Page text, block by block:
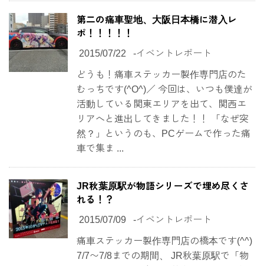
第二の痛車聖地、大阪日本橋に潜入レ
ポ！！！！！
2015/07/22 -イベントレポート
どうも！痛車ステッカー製作専門店のた
むっちです(^O^)／ 今回は、いつも僕達が
活動している関東エリアを出て、関西エ
リアへと進出してきました！！ 「なぜ突
然？」というのも、PCゲームで作った痛
車で集ま ...
JR秋葉原駅が物語シリーズで埋め尽くさ
れる！？
2015/07/09 -イベントレポート
痛車ステッカー製作専門店の橋本です(^^)
7/7〜7/8までの期間、 JR秋葉原駅で「物